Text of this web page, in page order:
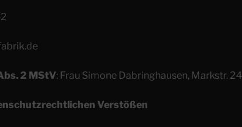
2 MStV: Frau Simone Dabringhausen, Markstr.
Verstößen